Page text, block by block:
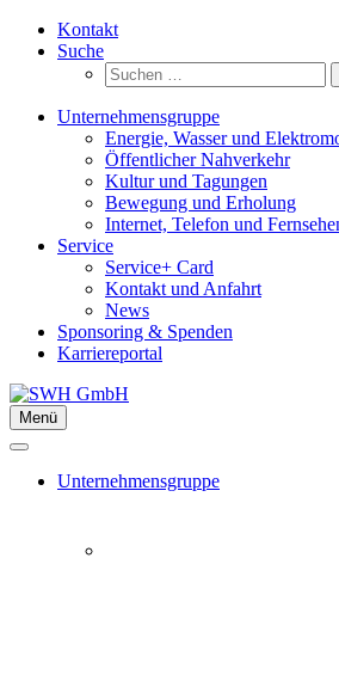
Zum
Inhalt
Kontakt
Suche
Suchen
nach:
Unternehmensgruppe
Energie, Wasser und
Öffentlicher Nahverkehr
Kultur und Tagungen
Bewegung und Erholung
Internet, Telefon und
Service
Service+ Card
Kontakt und Anfahrt
News
Sponsoring & Spenden
Karriereportal
Menü
Unternehmensgruppe